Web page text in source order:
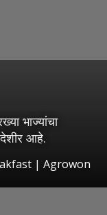
भाज्यांचा
आहे.
| Agrowon